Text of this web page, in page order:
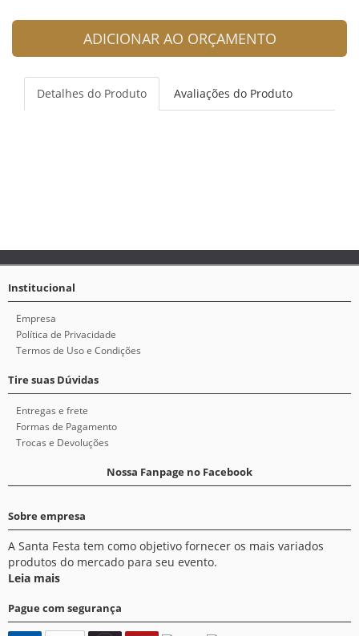
ADICIONAR AO ORÇAMENTO
Detalhes do Produto Avaliações do Produto
Institucional
Empresa
Política de Privacidade
Termos de Uso e Condições
Tire suas Dúvidas
Entregas e frete
Formas de Pagamento
Trocas e Devoluções
Nossa Fanpage no Facebook
Sobre empresa
A Santa Festa tem como objetivo fornecer os mais variados
produtos do mercado para seu evento.
Leia mais
Pague com segurança